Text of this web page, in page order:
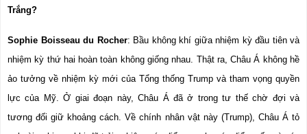
Trắng?
Sophie Boisseau du Rocher: Bầu không khí giữa nhiệm kỳ đầu tiên và
nhiệm kỳ thứ hai hoàn toàn không giống nhau. Thật ra, Châu Á không hề
ảo tưởng về nhiệm kỳ mới của Tổng thống Trump và tham vọng quyền
lực của Mỹ. Ở giai đoạn này, Châu Á đã ở trong tư thế chờ đợi và
tương đối giữ khoảng cách. Về chính nhân vật này (Trump), Châu Á tỏ